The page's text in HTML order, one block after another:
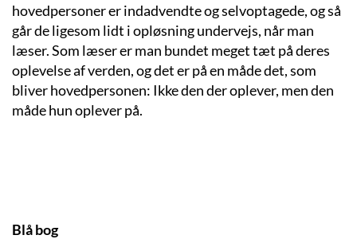
hovedpersoner er indadvendte og selvoptagede, og så
går de ligesom lidt i opløsning undervejs, når man
læser. Som læser er man bundet meget tæt på deres
oplevelse af verden, og det er på en måde det, som
bliver hovedpersonen: Ikke den der oplever, men den
måde hun oplever på.
Blå bog